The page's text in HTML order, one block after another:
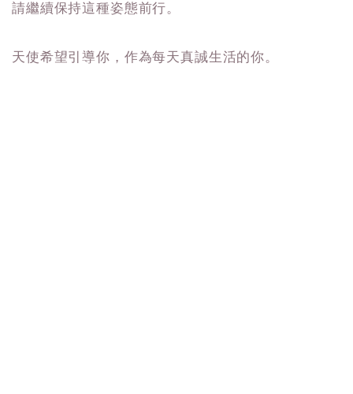
請繼續保持這種姿態前行。
天使希望引導你，作為每天真誠生活的你。